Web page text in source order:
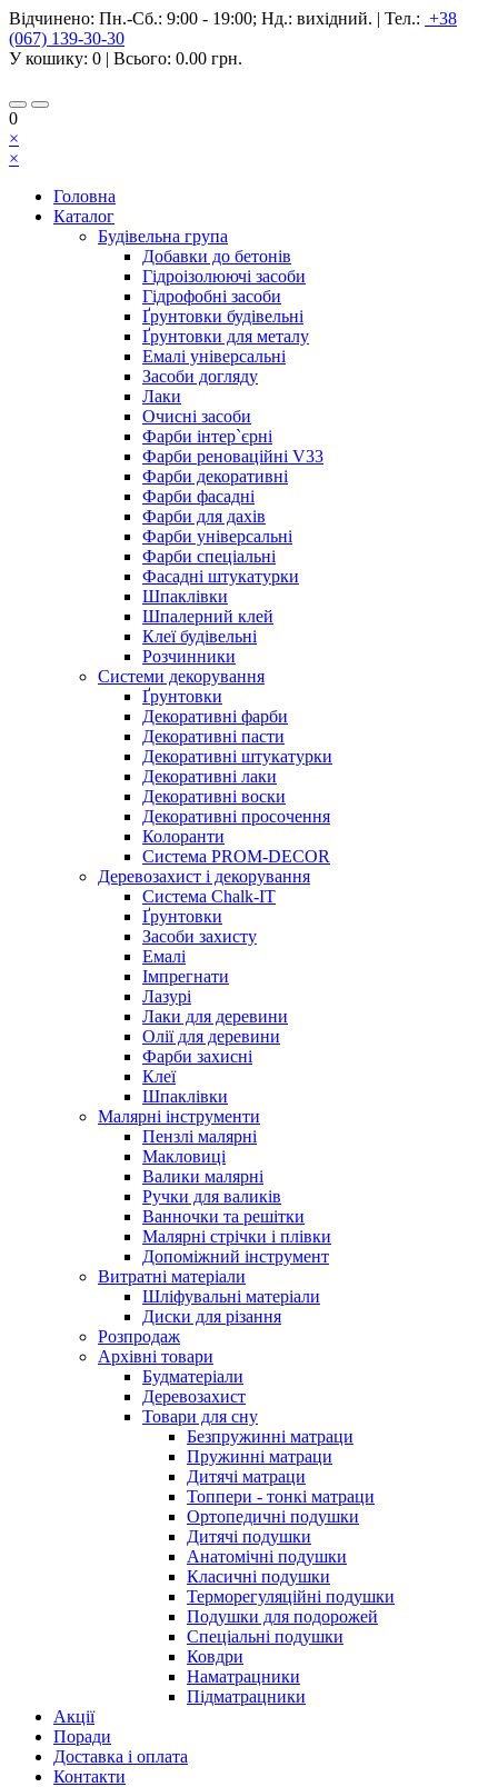
Відчинено: Пн.-Сб.: 9:00 - 19:00; Нд.: вихідний. | Тел.: +38
(067) 139-30-30
У кошику: 0 | Всього: 0.00 грн.
0
×
×
Головна
Каталог
Будівельна група
Добавки до бетонів
Гідроізолюючі засоби
Гідрофобні засоби
Ґрунтовки будівельні
Ґрунтовки для металу
Емалі універсальні
Засоби догляду
Лаки
Очисні засоби
Фарби інтер`єрні
Фарби реноваційні V33
Фарби декоративні
Фарби фасадні
Фарби для дахів
Фарби універсальні
Фарби спеціальні
Фасадні штукатурки
Шпаклівки
Шпалерний клей
Клеї будівельні
Розчинники
Системи декорування
Ґрунтовки
Декоративні фарби
Декоративні пасти
Декоративні штукатурки
Декоративні лаки
Декоративні воски
Декоративні просочення
Колоранти
Система PROM-DECOR
Деревозахист і декорування
Система Chalk-IT
Ґрунтовки
Засоби захисту
Емалі
Імпрегнати
Лазурі
Лаки для деревини
Олії для деревини
Фарби захисні
Клеї
Шпаклівки
Малярні інструменти
Пензлі малярні
Макловиці
Валики малярні
Ручки для валиків
Ванночки та решітки
Малярні стрічки і плівки
Допоміжний інструмент
Витратні матеріали
Шліфувальні матеріали
Диски для різання
Розпродаж
Архівні товари
Будматеріали
Деревозахист
Товари для сну
Безпружинні матраци
Пружинні матраци
Дитячі матраци
Топпери - тонкі матраци
Ортопедичні подушки
Дитячі подушки
Анатомічні подушки
Класичні подушки
Терморегуляційні подушки
Подушки для подорожей
Спеціальні подушки
Ковдри
Наматрацники
Підматрацники
Акції
Поради
Доставка і оплата
Контакти